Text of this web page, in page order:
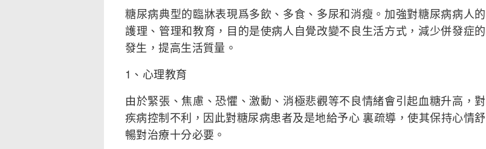
內科
糖尿病典型的臨牀表現爲多飲、多食、多尿和消瘦。加強對糖尿病病人的
護理、管理和教育，目的是使病人自覺改變不良生活方式，減少併發症的
發生，提高生活質量。
1、心理教育
由於緊張、焦慮、恐懼、激動、消極悲觀等不良情緒會引起血糖升高，對
疾病控制不利，因此對糖尿病患者及是地給予心 裏疏導，使其保持心情舒
暢對治療十分必要。